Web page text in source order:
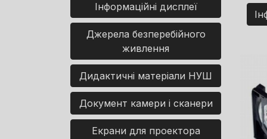
Інформаційні дисплеї
Джерела безперебійного
живлення
Дидактичні матеріали НУШ
Документ камери і сканери
Екрани для проектора